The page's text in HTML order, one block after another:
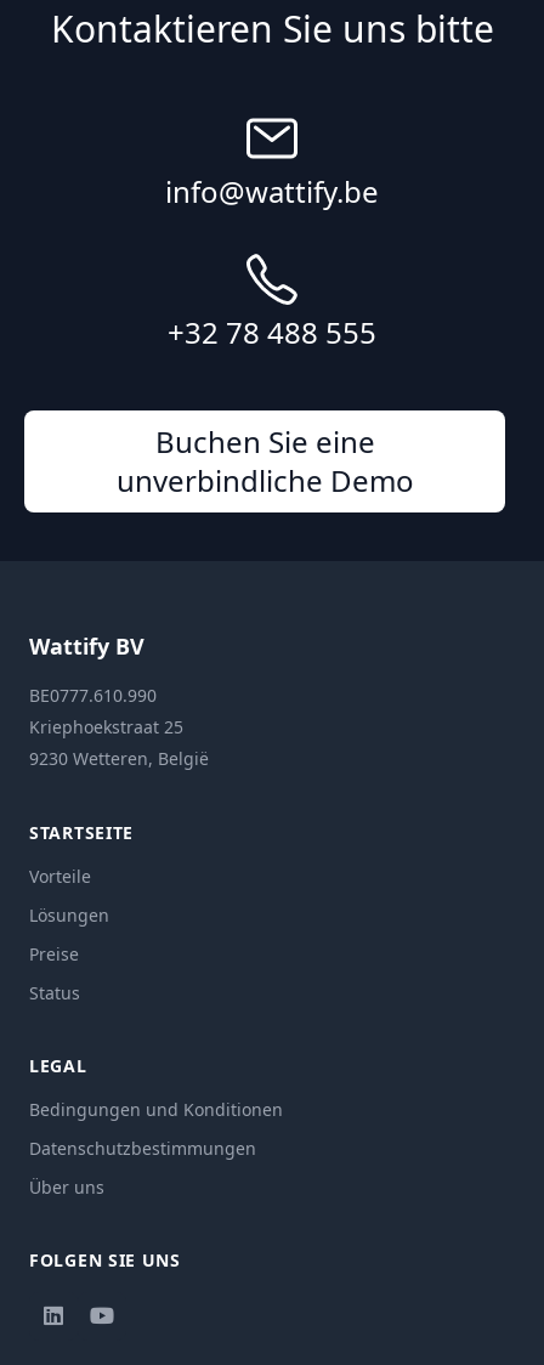
Kontaktieren Sie uns bitte
info@wattify.be
+32 78 488 555
Buchen Sie eine
unverbindliche Demo
Wattify BV
BE0777.610.990
Kriephoekstraat 25
9230 Wetteren, België
STARTSEITE
Vorteile
Lösungen
Preise
Status
LEGAL
Bedingungen und Konditionen
Datenschutzbestimmungen
Über uns
FOLGEN SIE UNS